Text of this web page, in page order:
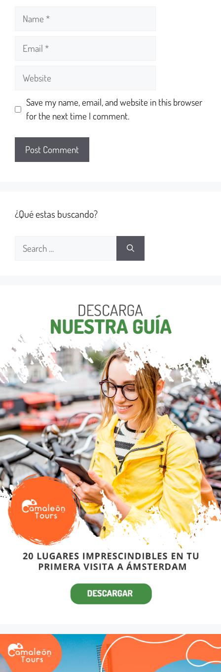
Save my name, email, and website in this browser
for the next time I comment.
¿Qué estas buscando?